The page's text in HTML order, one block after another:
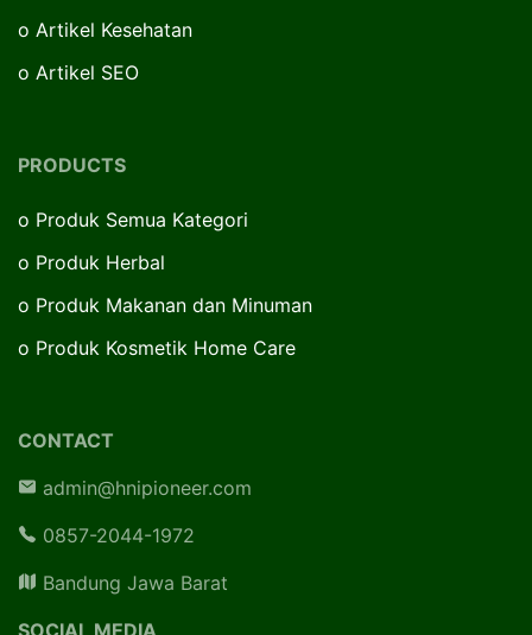
o Artikel Kesehatan
o Artikel SEO
PRODUCTS
o Produk Semua Kategori
o Produk Herbal
o Produk Makanan dan Minuman
o Produk Kosmetik Home Care
CONTACT
admin@hnipioneer.com
0857-2044-1972
Bandung Jawa Barat
SOCIAL MEDIA